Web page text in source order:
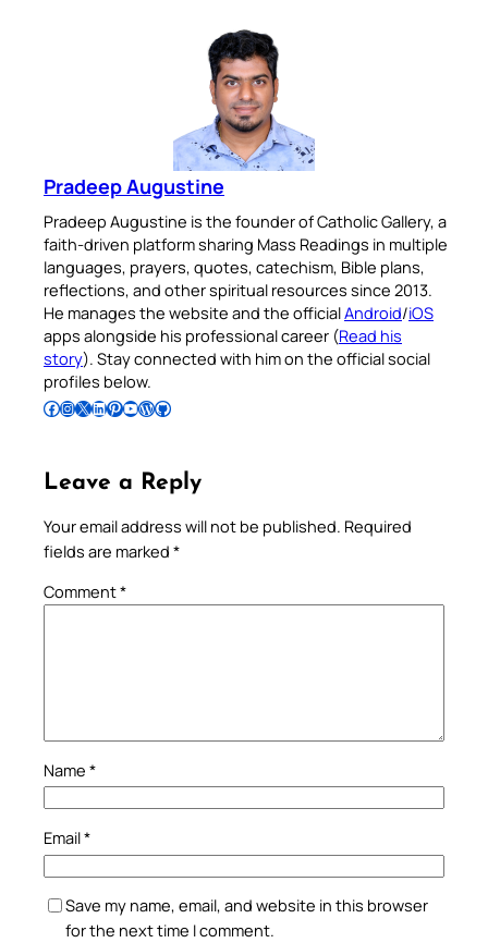
Pradeep Augustine
Pradeep Augustine is the founder of Catholic Gallery, a
faith-driven platform sharing Mass Readings in multiple
languages, prayers, quotes, catechism, Bible plans,
reflections, and other spiritual resources since 2013.
He manages the website and the officialAndroid/iOS
apps alongside his professional career (Read his
story). Stay connected with him on the official social
profiles below.
Follow Pradeep on Facebook Follow Pradeep on InstagramFollow Pradeep on X Follow Pradeep on LinkedIn Follow Pradeep on Pinterest Subscribe to Pradeep’s Youtube Channel Follow Pradeep on WordPress Follow Pradeep on GitHub
Leave a Reply
Your email address will not be published. Required
fields are marked *
Comment*
Name *
Email*
Save my name, email, and website in this browser
for the next time I comment.